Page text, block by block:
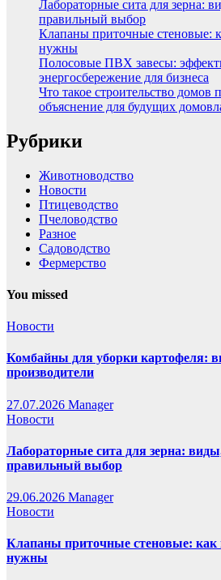
Лабораторные сита для зерна:
правильный выбор
Клапаны приточные стеновые:
нужны
Полосовые ПВХ завесы:
энергосбережение для бизнеса
Что такое строительство домов
объяснение для будущих
Рубрики
Животноводство
Новости
Птицеводство
Пчеловодство
Разное
Садоводство
Фермерство
You missed
Новости
Комбайны для уборки картофеля:
производители
27.07.2026 Manager
Новости
Лабораторные сита для зерна:
правильный выбор
29.06.2026 Manager
Новости
Клапаны приточные стеновые: как
нужны